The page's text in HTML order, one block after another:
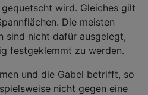
wird. Gleiches gilt
Die meisten
sind nicht dafür ausgelegt,
festgeklemmt zu werden.
und die Gabel betrifft, so
nicht gegen eine